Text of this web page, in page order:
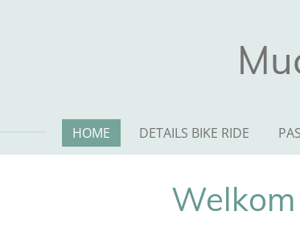
HOME DETAILS BIKE RIDE